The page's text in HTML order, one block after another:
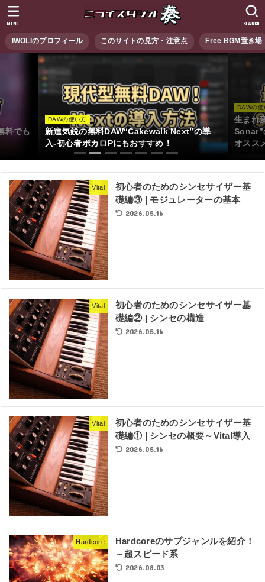
IWOLIのプロフィール このサイトの見方・注意点 Free BGM置き場
SEARCH
MENU
料でも
DAWの使い方
新進気鋭の無料DAW“Cakewalk Next”の導
入-初心者ボカロPにもおすすめ！
DAWの
生まれ
Sonar”
オスス
Vital
初心者のためのシンセサイザー基
礎編③ | モジュレーターの基本
2026.05.16
Vital
初心者のためのシンセサイザー基
礎編② | シンセの構造
2026.05.16
Vital
初心者のためのシンセサイザー基
礎編① | シンセの概要～Vital導入
2026.05.16
Hardcore
Hardcoreのサブジャンルを紹介！
～超スピード系
2026.08.03